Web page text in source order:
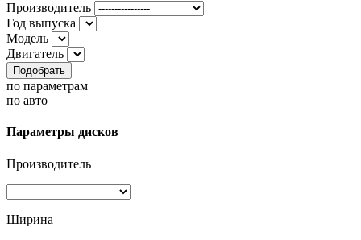
Производитель
Год выпуска
Модель
Двигатель
Подобрать
по параметрам
по авто
Параметры дисков
Производитель
Ширина